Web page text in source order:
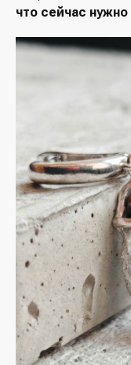
что сейчас